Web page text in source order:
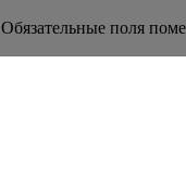
Обязательные поля